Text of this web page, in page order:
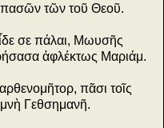
τῶν τοῦ Θεοῦ.
σε πάλαι, Μωυσῆς
ἀφλέκτως Μαριάμ.
πᾶσι τοῖς
Γεθσημανῆ.